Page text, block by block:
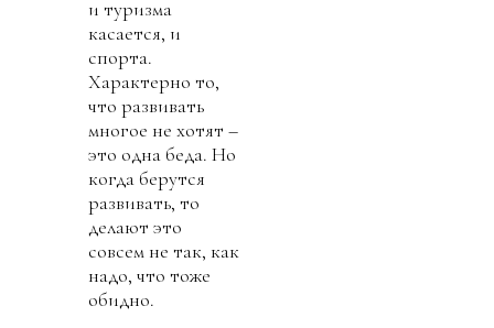
и туризма
касается, и
спорта.
Характерно то,
что развивать
многое не хотят –
это одна беда. Но
когда берутся
развивать, то
делают это
совсем не так, как
надо, что тоже
обидно.